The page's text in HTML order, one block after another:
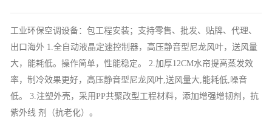
工业环保空调设备：包工程安装；支持零售、批发、贴牌、代理、
出口海外 1.全自动液晶定速控制器，高压静音型尼龙风叶，送风量
大，能耗低。操作简单，性能稳定。 2.加厚12CM水帘提高蒸发效
率，制冷效果更好，高压静音型尼龙风叶,送风量大,能耗低,噪音
低。 3.注塑外壳，采用PP共聚改型工程材料，添加增强增韧剂，抗
紫外线 剂（抗老化）。